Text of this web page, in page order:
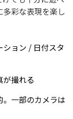
彩な表現を楽し
ョン / 日付スタ
が撮れる
一部のカメラは